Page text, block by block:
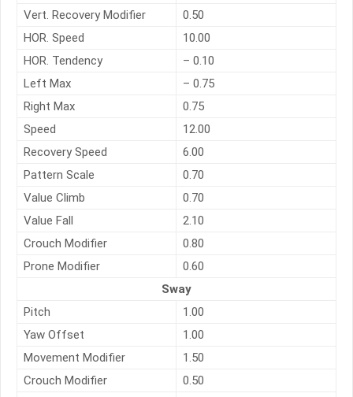
Vert. Recovery Modifier
0.50
HOR. Speed
10.00
HOR. Tendency
– 0.10
Left Max
– 0.75
Right Max
0.75
Speed
12.00
Recovery Speed
6.00
Pattern Scale
0.70
Value Climb
0.70
Value Fall
2.10
Crouch Modifier
0.80
Prone Modifier
0.60
Sway
Pitch
1.00
Yaw Offset
1.00
Movement Modifier
1.50
Crouch Modifier
0.50